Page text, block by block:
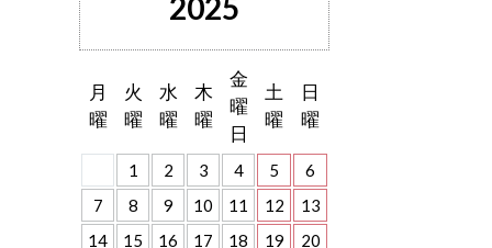
月
曜
火
曜
水
曜
木
曜
金
曜
日
土
曜
日
曜
1 2 3 4 5
6
7
8 9 10 11 12
13
14
15 16 17 18 19
20